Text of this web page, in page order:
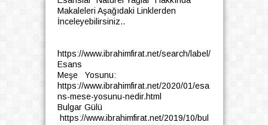
Makaleleri Aşağıdaki Linklerden
İnceleyebilirsiniz..
https://www.ibrahimfirat.net/search/label/
Esans
Meşe Yosunu:
https://www.ibrahimfirat.net/2020/01/esa
ns-mese-yosunu-nedir.html
Bulgar Gülü
https://www.ibrahimfirat.net/2019/10/bul